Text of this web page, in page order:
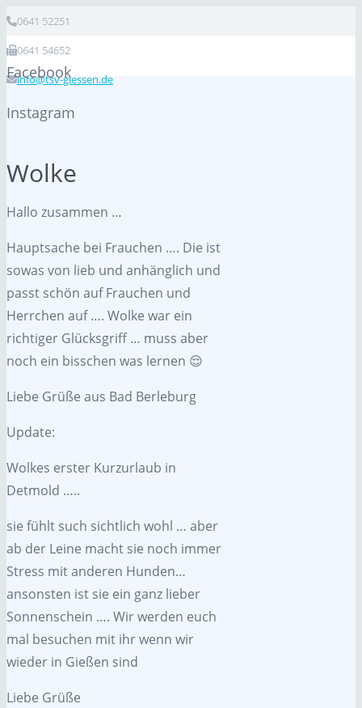
0641 52251
0641 54652
info@tsv-giessen.de
Facebook
Instagram
Wolke
Hallo zusammen …
Hauptsache bei Frauchen …. Die ist
sowas von lieb und anhänglich und
passt schön auf Frauchen und
Herrchen auf …. Wolke war ein
richtiger Glücksgriff … muss aber
noch ein bisschen was lernen 😌
Liebe Grüße aus Bad Berleburg
Update:
Wolkes erster Kurzurlaub in
Detmold …..
sie fühlt such sichtlich wohl … aber
ab der Leine macht sie noch immer
Stress mit anderen Hunden…
ansonsten ist sie ein ganz lieber
Sonnenschein …. Wir werden euch
mal besuchen mit ihr wenn wir
wieder in Gießen sind
Liebe Grüße